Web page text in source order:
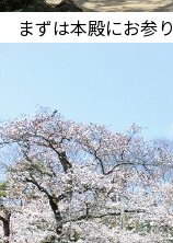
まずは本殿にお参